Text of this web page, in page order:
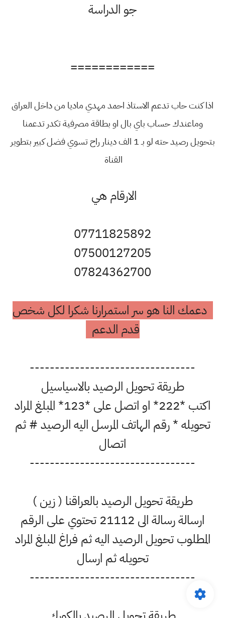
جو الدراسة
============
اذا كنت حاب تدعم الاستاذ احمد مهدي ماديا من داخل العراق
وماعندك حساب باي بال او بطاقة مصرفية تكدر تدعمنا
بتحويل رصيد حته لو بـ 1 الف دينار راح تسوي فضل كبير بتطوير
القناة
الارقام هي
07711825892
07500127205
07824362700
دعمك النا هو سر استمرارنا شكرا لكل شخص
قدم الدعم
---------------------------------
طريقة تحويل الرصيد بالاسياسيل
اكتب *222* او اتصل على *123* المبلغ المراد
تحويله * رقم الهاتف المرسل اليه الرصيد # ثم
اتصال
---------------------------------
طريقة تحويل الرصيد بالعراقنا ( زين )
ارسالة رسالة الى 21112 تحتوي على الرقم
المطلوب تحويل الرصيد اليه ثم فراغ المبلغ المراد
تحويله ثم ارسال
---------------------------------